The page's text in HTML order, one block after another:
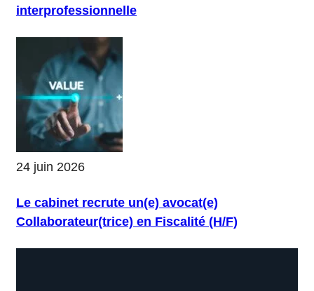
interprofessionnelle
24 juin 2026
Le cabinet recrute un(e) avocat(e)
Collaborateur(trice) en Fiscalité (H/F)